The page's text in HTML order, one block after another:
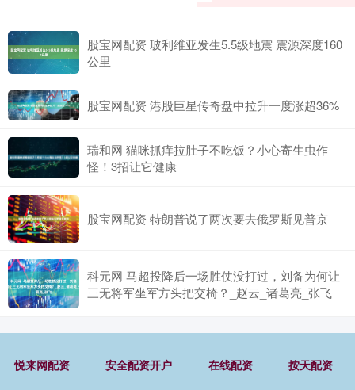
股宝网配资 玻利维亚发生5.5级地震 震源深度160
公里
股宝网配资 港股巨星传奇盘中拉升一度涨超36%
瑞和网 猫咪抓痒拉肚子不吃饭？小心寄生虫作
怪！3招让它健康
股宝网配资 特朗普说了两次要去俄罗斯见普京
科元网 马超投降后一场胜仗没打过，刘备为何让
三无将军坐军方头把交椅？_赵云_诸葛亮_张飞
悦来网配资 安全配资开户 在线配资 按天配资